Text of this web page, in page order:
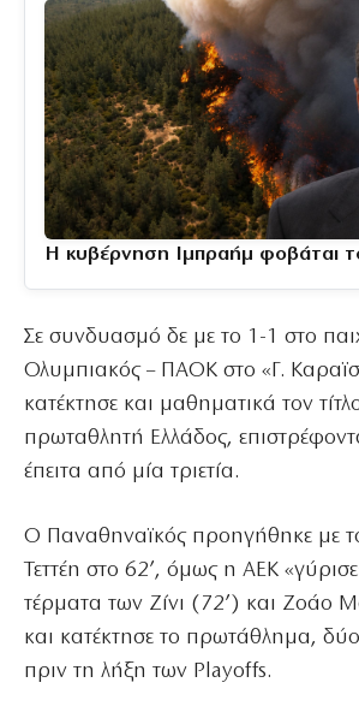
Η κυβέρνηση Ιμπραήμ φοβάται
Σε συνδυασμό δε με το 1-1 στο
Ολυμπιακός – ΠΑΟΚ στο «Γ.
κατέκτησε και μαθηματικά τον
πρωταθλητή Ελλάδος,
έπειτα από μία τριετία.
Ο Παναθηναϊκός προηγήθηκε με
Τεττέη στο 62’, όμως η ΑΕΚ
τέρματα των Ζίνι (72’) και Ζοάο
και κατέκτησε το πρωτάθλημα, δύο
πριν τη λήξη των Playoffs.